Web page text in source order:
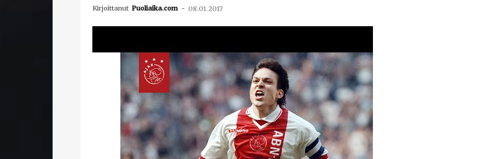
Kirjoittanut Puoliaika.com - 08.01.2017